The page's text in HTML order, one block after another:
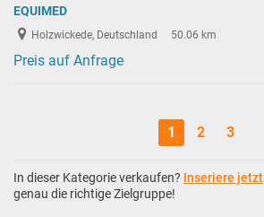
EQUIMED
Holzwickede, Deutschland 50.06 km
Preis auf Anfrage
1 2 3
In dieser Kategorie verkaufen? Inseriere jetzt
genau die richtige Zielgruppe!